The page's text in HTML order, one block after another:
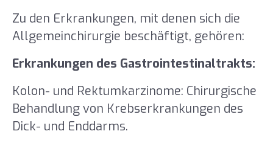
Zu den Erkrankungen, mit denen sich die
Allgemeinchirurgie beschäftigt, gehören:
Erkrankungen des Gastrointestinaltrakts:
Kolon- und Rektumkarzinome: Chirurgische
Behandlung von Krebserkrankungen des
Dick- und Enddarms.